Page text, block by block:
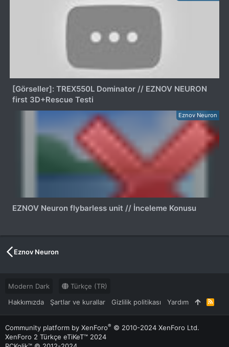
[Görseller]: TREX550L Dominator // EZNOV NEURON
first 3D+Rescue Testi
Eznov Neuron
EZNOV Neuron flybarless unit // İnceleme Konusu
Eznov Neuron
Modern Dark
Türkçe (TR)
Hakkımızda
Şartlar ve kurallar Gizlilik politikası Yardım
R
S
Community platform by XenForo® © 2010-2024 XenForo Ltd.
XenForo 2 Türkçe eTiKeT™ 2024